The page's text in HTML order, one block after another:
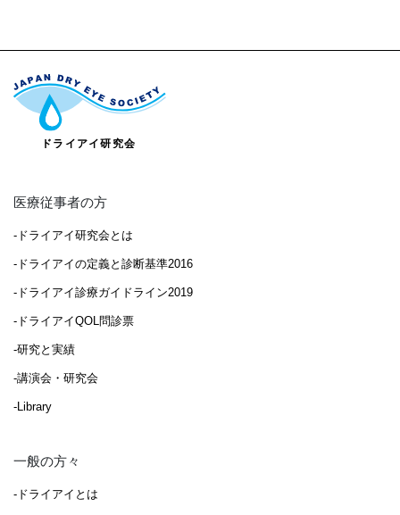
医療従事者の方
-ドライアイ研究会とは
-ドライアイの定義と診断基準2016
-ドライアイ診療ガイドライン2019
-ドライアイQOL問診票
-研究と実績
-講演会・研究会
-Library
一般の方々
-ドライアイとは